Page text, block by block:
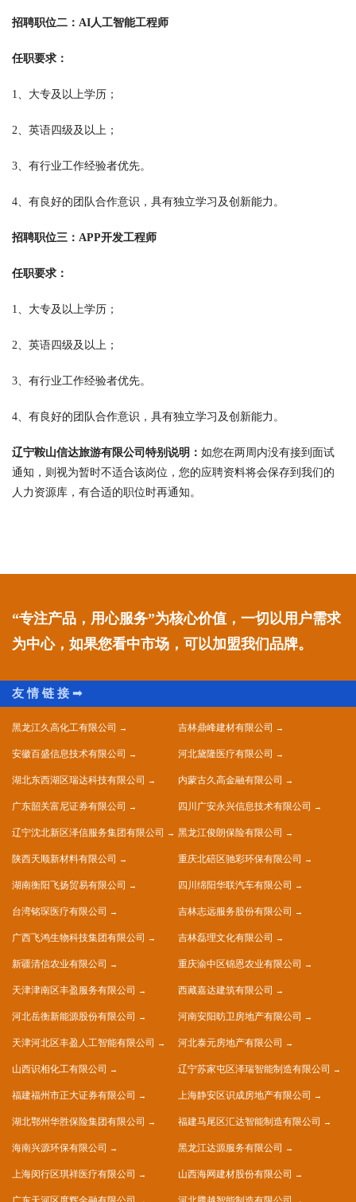
招聘职位二：AI人工智能工程师
任职要求：
1、大专及以上学历；
2、英语四级及以上；
3、有行业工作经验者优先。
4、有良好的团队合作意识，具有独立学习及创新能力。
招聘职位三：APP开发工程师
任职要求：
1、大专及以上学历；
2、英语四级及以上；
3、有行业工作经验者优先。
4、有良好的团队合作意识，具有独立学习及创新能力。
辽宁鞍山信达旅游有限公司特别说明： 如您在两周内没有接到面试
通知，则视为暂时不适合该岗位，您的应聘资料将会保存到我们的
人力资源库，有合适的职位时再通知。
“专注产品，用心服务”为核心价值，一切以用户需求
为中心，如果您看中市场，可以加盟我们品牌。
黑龙江久高化工有限公司 吉林鼎峰建材有限公司
安徽百盛信息技术有限公司 河北黛隆医疗有限公司
湖北东西湖区瑞达科技有限公司 内蒙古久高金融有限公司
广东韶关富尼证券有限公司 四川广安永兴信息技术有限公司
辽宁沈北新区泽信服务集团有限公司 黑龙江俊朗保险有限公司
陕西天顺新材料有限公司 重庆北碚区驰彩环保有限公司
湖南衡阳飞扬贸易有限公司 四川绵阳华联汽车有限公司
台湾铭琛医疗有限公司 吉林志远服务股份有限公司
广西飞鸿生物科技集团有限公司 吉林磊理文化有限公司
新疆清信农业有限公司 重庆渝中区锦恩农业有限公司
天津津南区丰盈服务有限公司 西藏嘉达建筑有限公司
河北岳衡新能源股份有限公司 河南安阳昉卫房地产有限公司
天津河北区丰盈人工智能有限公司 河北泰元房地产有限公司
山西识相化工有限公司 辽宁苏家屯区泽瑞智能制造有限公司
福建福州市正大证券有限公司 上海静安区识成房地产有限公司
湖北鄂州华胜保险集团有限公司 福建马尾区汇达智能制造有限公司
海南兴源环保有限公司 黑龙江达源服务有限公司
上海闵行区琪祥医疗有限公司 山西海网建材股份有限公司